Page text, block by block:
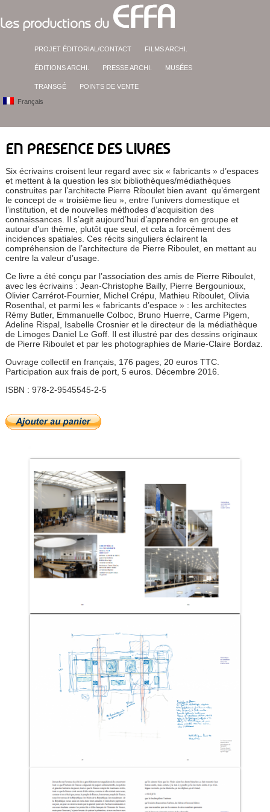
PROJET ÉDITORIAL/CONTACT FILMS ARCHI.
ÉDITIONS ARCHI. PRESSE ARCHI. MUSÉES
TRANSGÉ POINTS DE VENTE
Français
EN PRESENCE DES LIVRES
Six écrivains croisent leur regard avec six « fabricants » d’espaces
et mettent à la question les six bibliothèques/médiathèques
construites par l’architecte Pierre Riboulet bien avant qu’émergent
le concept de « troisième lieu », entre l’univers domestique et
l’institution, et de nouvelles méthodes d’acquisition des
connaissances. Il s’agit aujourd’hui d’apprendre en groupe et
autour d’un thème, plutôt que seul, et cela a forcément des
incidences spatiales. Ces récits singuliers éclairent la
compréhension de l’architecture de Pierre Riboulet, en mettant au
centre la valeur d’usage.
Ce livre a été conçu par l’association des amis de Pierre Riboulet,
avec les écrivains : Jean-Christophe Bailly, Pierre Bergounioux,
Olivier Carrérot-Fournier, Michel Crépu, Mathieu Riboulet, Olivia
Rosenthal, et parmi les « fabricants d’espace » : les architectes
Rémy Butler, Emmanuelle Colboc, Bruno Huerre, Carme Pigem,
Adeline Rispal, Isabelle Crosnier et le directeur de la médiathèque
de Limoges Daniel Le Goff. Il est illustré par des dessins originaux
de Pierre Riboulet et par les photographies de Marie-Claire Bordaz.
Ouvrage collectif en français, 176 pages, 20 euros TTC.
Participation aux frais de port, 5 euros. Décembre 2016.
ISBN : 978-2-9545545-2-5